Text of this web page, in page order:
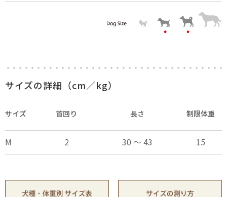
サイズの詳細（cm／kg）
サイズ 首回り 長さ 制限体重
M 2 30 ～ 43 15